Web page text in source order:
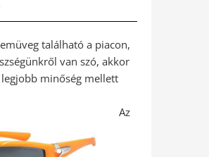
található a piacon,
van szó, akkor
minőség mellett
Az